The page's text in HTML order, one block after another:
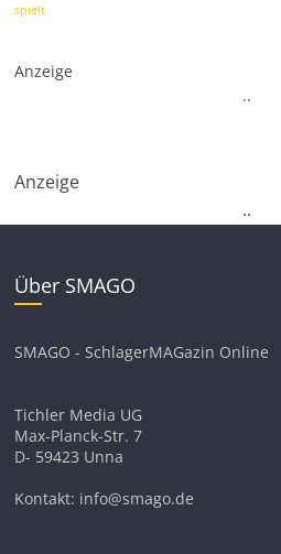
spielt
Anzeige
..
Anzeige
..
Über SMAGO
SMAGO - SchlagerMAGazin Online
Tichler Media UG
Max-Planck-Str. 7
D- 59423 Unna
Kontakt: info@smago.de